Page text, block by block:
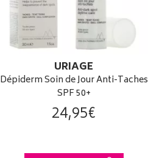
URIAGE
Dépiderm Soin de Jour Anti-Taches
SPF 50+
24,95€